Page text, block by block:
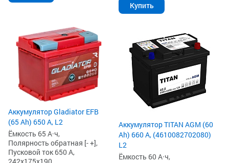
Купить
Аккумулятор Gladiator EFB
(65 Ah) 650 А, L2
Ёмкость 65 А·ч,
Полярность обратная [- +],
Пусковой ток 650 А,
Аккумулятор TITAN AGM (60
Ah) 660 А, (4610082702080)
L2
Ёмкость 60 А·ч,